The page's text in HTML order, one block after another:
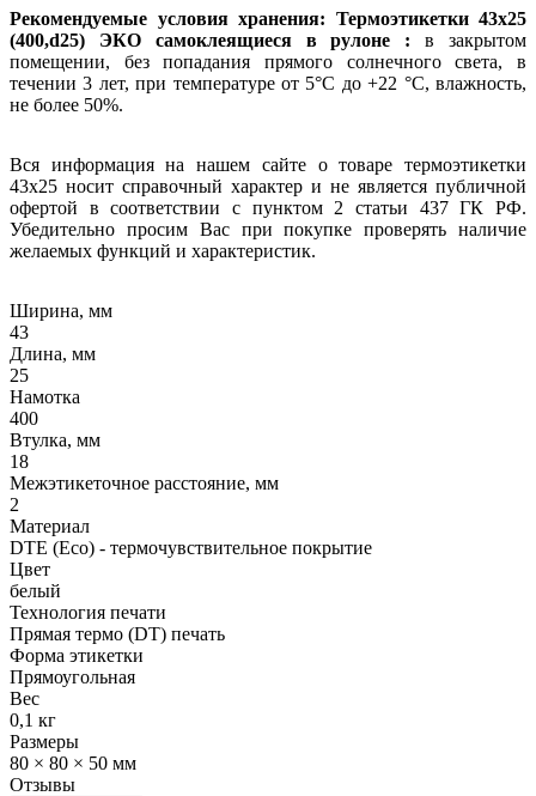
Рекомендуемые условия хранения: Термоэтикетки 43х25
(400,d25) ЭКО самоклеящиеся в рулоне : в закрытом
помещении, без попадания прямого солнечного света, в
течении 3 лет, при температуре от 5°С до +22 °С, влажность,
не более 50%.
Вся информация на нашем сайте о товаре термоэтикетки
43х25 носит справочный характер и не является публичной
офертой в соответствии с пунктом 2 статьи 437 ГК РФ.
Убедительно просим Вас при покупке проверять наличие
желаемых функций и характеристик.
Ширина, мм
43
Длина, мм
25
Намотка
400
Втулка, мм
18
Межэтикеточное расстояние, мм
2
Материал
DTE (Eco) - термочувствительное покрытие
Цвет
белый
Технология печати
Прямая термо (DT) печать
Форма этикетки
Прямоугольная
Вес
0,1 кг
Размеры
80 × 80 × 50 мм
Отзывы